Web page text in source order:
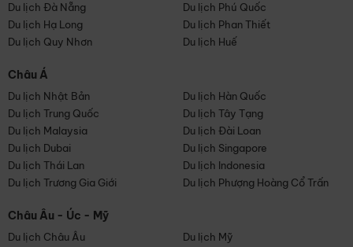
Du lịch Đà Nẵng
Du lịch Phú Quốc
Du lịch Hạ Long
Du lịch Phan Thiết
Du lịch Quy Nhơn
Du lịch Huế
Châu Á
Du lịch Nhật Bản
Du lịch Hàn Quốc
Du lịch Trung Quốc
Du lịch Tây Tạng
Du lịch Malaysia
Du lịch Đài Loan
Du lịch Dubai
Du lịch Singapore
Du lịch Thái Lan
Du lịch Indonesia
Du lịch Trương Gia Giới
Du lịch Phượng Hoàng Cổ Trấn
Châu Âu - Úc - Mỹ
Du lịch Châu Âu
Du lịch Mỹ